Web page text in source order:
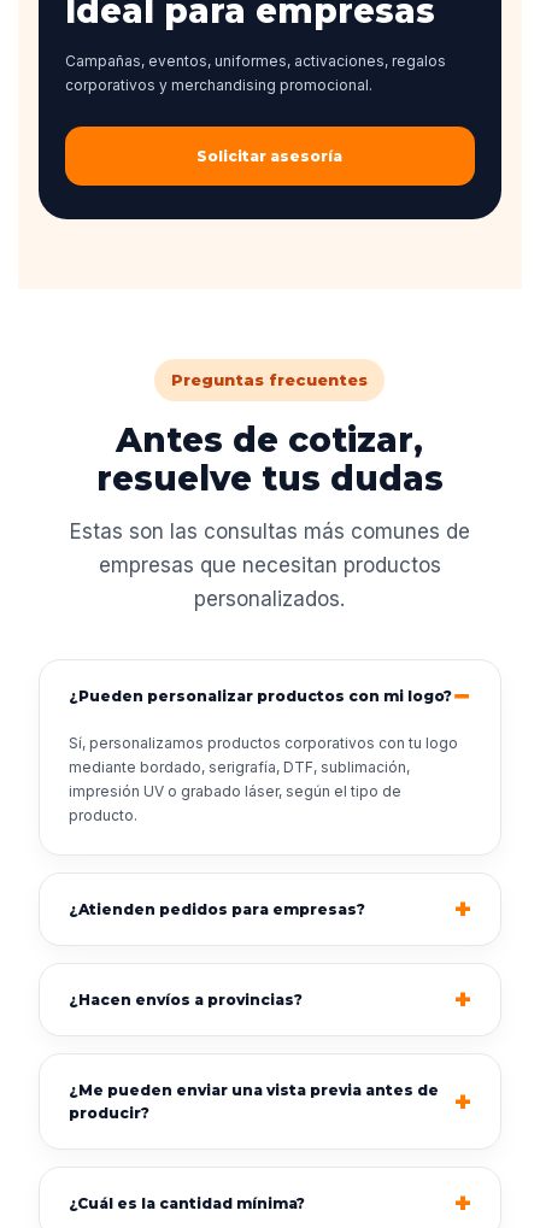
Ideal para empresas
Campañas, eventos, uniformes, activaciones, regalos
corporativos y merchandising promocional.
Solicitar asesoría
Preguntas frecuentes
Antes de cotizar,
resuelve tus dudas
Estas son las consultas más comunes de
empresas que necesitan productos
personalizados.
¿Pueden personalizar productos con mi logo?
Sí, personalizamos productos corporativos con tu logo
mediante bordado, serigrafía, DTF, sublimación,
impresión UV o grabado láser, según el tipo de
producto.
¿Atienden pedidos para empresas?
¿Hacen envíos a provincias?
¿Me pueden enviar una vista previa antes de
producir?
¿Cuál es la cantidad mínima?